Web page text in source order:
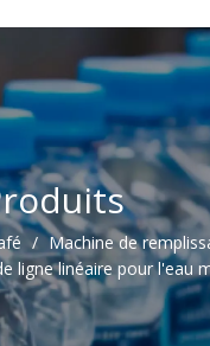
/ Machine de
ligne linéaire pour l'eau